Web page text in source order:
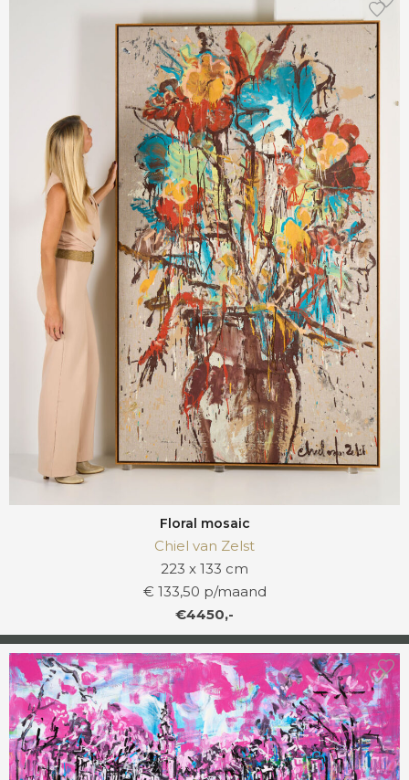
Floral mosaic
Chiel van Zelst
223 x 133 cm
€ 133,50 p/maand
€4450,-